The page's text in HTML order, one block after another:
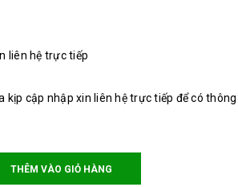
liên hệ trực tiếp
kịp cập nhập xin liên hệ trực tiếp để có
THÊM VÀO GIỎ HÀNG